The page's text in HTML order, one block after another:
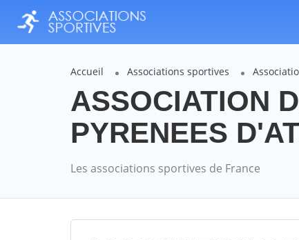
Accueil Associations sportives
ASSOCIATION
PYRENEES
Les associations sportives de France